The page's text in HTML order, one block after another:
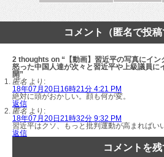
コメント（匿名で投稿
2 thoughts on “【動画】習近平の写真にイ
怒った中国人達が次々と習近平や上級議員に
開”
匿名 より:
18年07月20日16時21分 4:21 PM
絶対に頭がおかしい。顔も何が変。
返信
匿名 より:
18年07月20日21時32分 9:32 PM
習近平はクソ、もっと批判運動が高まればい
返信
コメントを